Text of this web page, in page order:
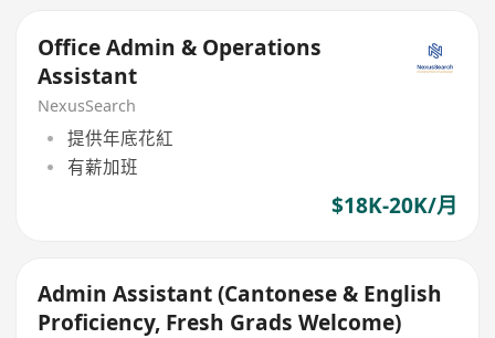
Office Admin & Operations
Assistant
NexusSearch
提供年底花紅
有薪加班
$18K-20K/月
Admin Assistant (Cantonese & English
Proficiency, Fresh Grads Welcome)